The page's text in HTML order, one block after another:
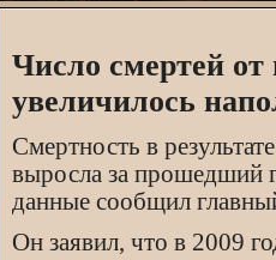
Число смертей от
увеличилось
Смертность в
выросла за прошедший
данные сообщил
Он заявил, что в 2009